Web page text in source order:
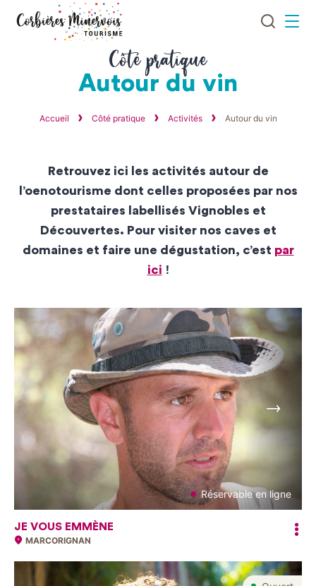
JeMenu
Côté pratique
Autour du vin
Accueil Côté pratique Activités Autour du vin
Retrouvez ici les activités autour de
l’oenotourisme dont celles proposées par nos
prestataires labellisés Vignobles et
Découvertes. Pour visiter nos caves et
domaines et faire une dégustation, c’est par
ici !
Réservable en ligne
Suivant
JE VOUS EMMÈNE
MARCORIGNAN